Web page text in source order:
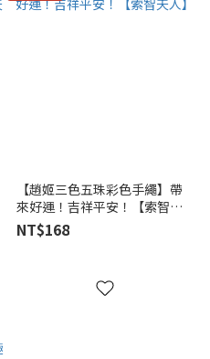
【趙姬三色五珠彩色手繩】帶
來好運！吉祥平安！【索智天
人】
NT$168